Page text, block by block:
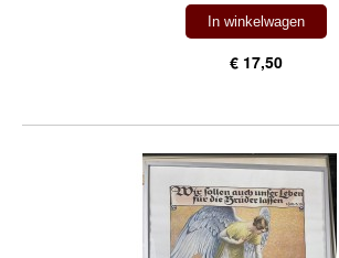
In winkelwagen
€ 17,50